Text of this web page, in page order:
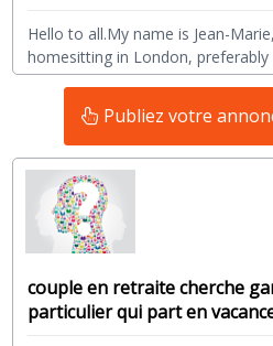
Hello to all.My name is Jean-
homesitting in London, preferably
Publiez votre
couple en retraite cherche
particulier qui part en